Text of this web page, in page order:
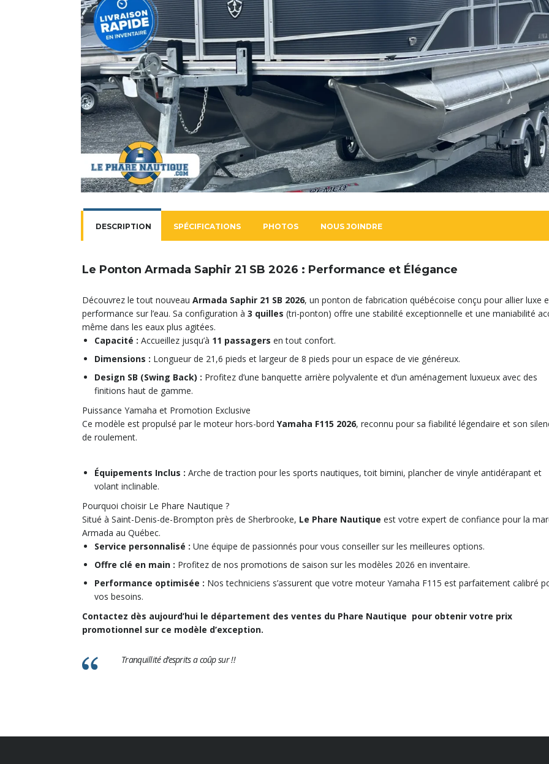
DESCRIPTION SPÉCIFICATIONS PHOTOS NOUS JOINDRE
Le Ponton Armada Saphir 21 SB 2026 : Performance et Élégance
Découvrez le tout nouveau Armada Saphir 21 SB 2026, un ponton de fabrication québécoise conçu pour allier luxe
performance sur l’eau. Sa configuration à 3 quilles (tri-ponton) offre une stabilité exceptionnelle et une maniabilité
même dans les eaux plus agitées.
Capacité : Accueillez jusqu’à 11 passagers en tout confort.
Dimensions : Longueur de 21,6 pieds et largeur de 8 pieds pour un espace de vie généreux.
Design SB (Swing Back) : Profitez d’une banquette arrière polyvalente et d’un aménagement luxueux avec des
finitions haut de gamme.
Puissance Yamaha et Promotion Exclusive
Ce modèle est propulsé par le moteur hors-bord Yamaha F115 2026, reconnu pour sa fiabilité légendaire et son
de roulement.
Équipements Inclus : Arche de traction pour les sports nautiques, toit bimini, plancher de vinyle antidérapant et
volant inclinable.
Pourquoi choisir Le Phare Nautique ?
Situé à Saint-Denis-de-Brompton près de Sherbrooke, Le Phare Nautique est votre expert de confiance pour la
Armada au Québec.
Service personnalisé : Une équipe de passionnés pour vous conseiller sur les meilleures options.
Offre clé en main : Profitez de nos promotions de saison sur les modèles 2026 en inventaire.
Performance optimisée : Nos techniciens s’assurent que votre moteur Yamaha F115 est parfaitement calibré
vos besoins.
Contactez dès aujourd’hui le département des ventes du Phare Nautique pour obtenir votre prix
promotionnel sur ce modèle d’exception.
Tranquillité d’esprits a coûp sur !!